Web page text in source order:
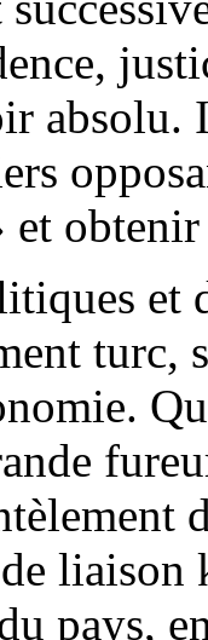
absolu.
et
liaison
pays,